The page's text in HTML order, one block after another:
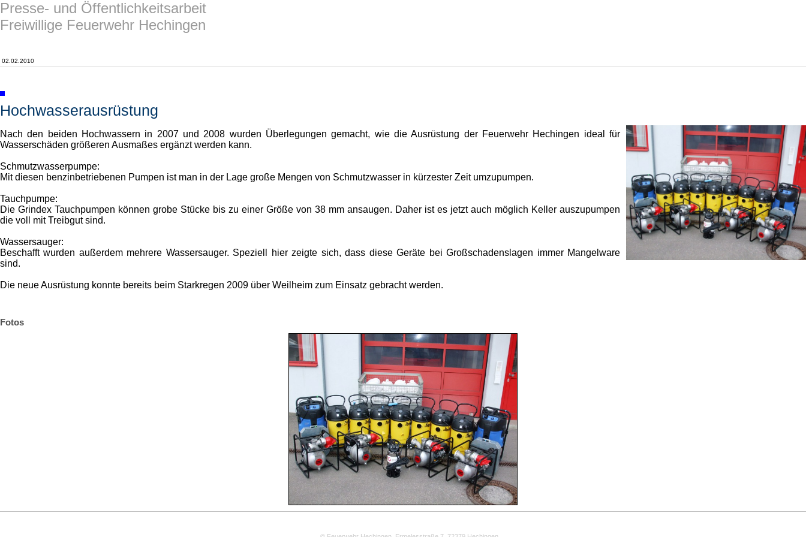
Presse- und Öffentlichkeitsarbeit
Freiwillige Feuerwehr Hechingen
02.02.2010
Hochwasserausrüstung
Nach den beiden Hochwassern in 2007 und 2008 wurden Überlegungen gemacht, wie die Ausrüstung der Feuerwehr Hechingen ideal für
Wasserschäden größeren Ausmaßes ergänzt werden kann.
Schmutzwasserpumpe:
Mit diesen benzinbetriebenen Pumpen ist man in der Lage große Mengen von Schmutzwasser in kürzester Zeit umzupumpen.
Tauchpumpe:
Die Grindex Tauchpumpen können grobe Stücke bis zu einer Größe von 38 mm ansaugen. Daher ist es jetzt auch möglich Keller auszupumpen
die voll mit Treibgut sind.
Wassersauger:
Beschafft wurden außerdem mehrere Wassersauger. Speziell hier zeigte sich, dass diese Geräte bei Großschadenslagen immer Mangelware
sind.
Die neue Ausrüstung konnte bereits beim Starkregen 2009 über Weilheim zum Einsatz gebracht werden.
Fotos